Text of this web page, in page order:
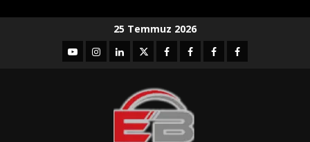
25 Temmuz 2026
YouTubeInstagram
LinkedIntwitterfacebook-Facebook-
Facebook-Facebook-